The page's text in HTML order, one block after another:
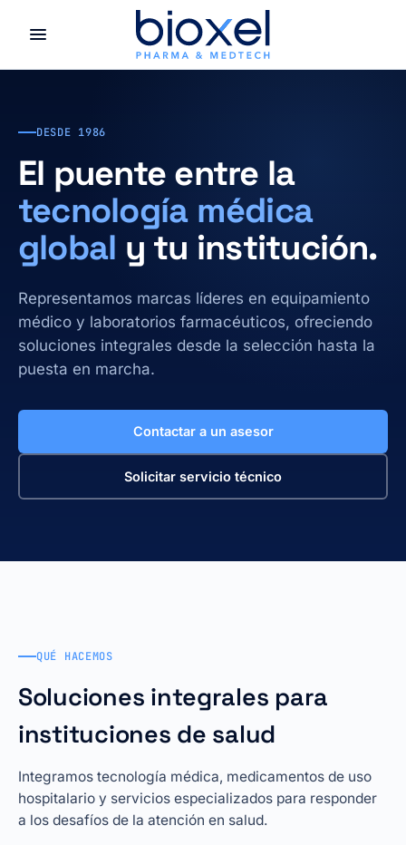
DESDE 1986
El puente entre la
tecnología médica
global y tu institución.
Representamos marcas líderes en equipamiento
médico y laboratorios farmacéuticos, ofreciendo
soluciones integrales desde la selección hasta la
puesta en marcha.
Contactar a un asesor
Solicitar servicio técnico
QUÉ HACEMOS
Soluciones integrales para
instituciones de salud
Integramos tecnología médica, medicamentos de uso
hospitalario y servicios especializados para responder
a los desafíos de la atención en salud.